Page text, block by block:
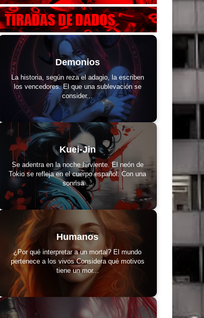
Demonios
La historia, según reza el adagio, la escriben
los vencedores. El que una sublevación se
consider...
Kuei-Jin
Se adentra en la noche hirviente. El neón de
Tokio se refleja en el cuerpo español. Con una
sonrisa ...
Humanos
¿Por qué interpretar a un mortal? El mundo
pertenece a los vivos Considera qué motivos
tiene un mor...